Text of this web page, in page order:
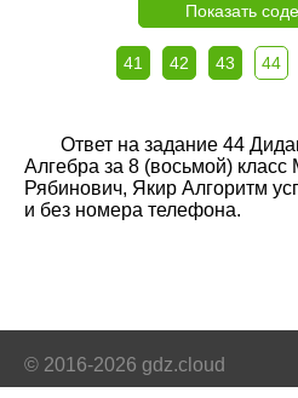
Показать
41 42 43 44
Ответ на задание 44
Алгебра за 8 (восьмой) класс
Рябинович, Якир Алгоритм
и без номера телефона.
© 2016-2026 gdz.cloud